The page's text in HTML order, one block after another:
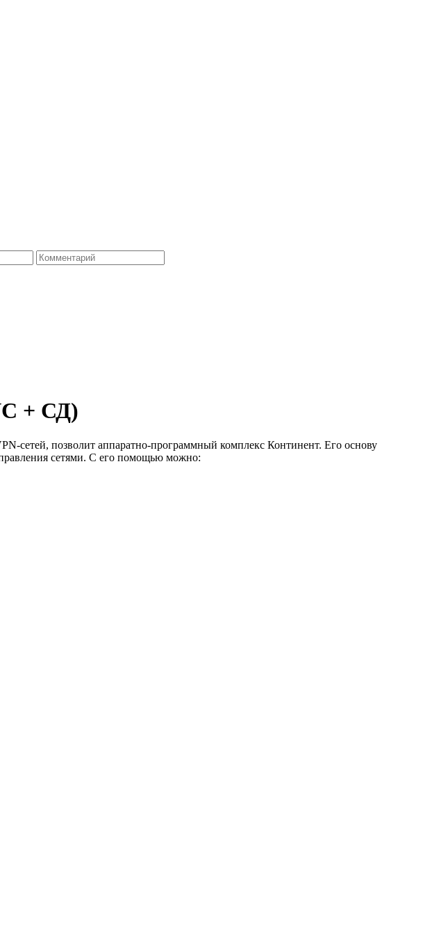
+ СД)
сетей, позволит аппаратно-программный комплекс Континент. Его основу
сетями. С его помощью можно: